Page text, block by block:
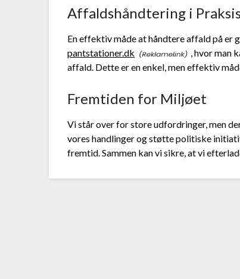
Affaldshåndtering i
En effektiv måde at håndtere affald på er
pantstationer.dk
, hvor man
affald. Dette er en enkel, men effektiv
Fremtiden for Miljøet
Vi står over for store udfordringer, men
vores handlinger og støtte politiske
fremtid. Sammen kan vi sikre, at vi